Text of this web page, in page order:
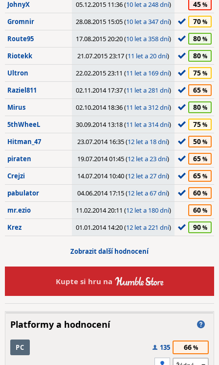
JohnyX 05.12.2015 11:36 (10 let a 248 dní) 45
Gromnir 28.08.2015 15:05 (10 let a 347 dní) 70
Route95 17.08.2015 20:20 (10 let a 358 dní) 80
Riotekk 21.07.2015 23:17 (11 let a 20 dní) 80
Ultron 22.02.2015 23:11 (11 let a 169 dní) 75
Raziel811 02.11.2014 17:37 (11 let a 281 dní) 65
Mirus 02.10.2014 18:36 (11 let a 312 dní) 80
5thWheeL 30.09.2014 13:18 (11 let a 314 dní) 75
Hitman_47 23.07.2014 16:35 (12 let a 18 dní) 50
piraten 19.07.2014 01:45 (12 let a 23 dní) 65
Crejzi 14.07.2014 10:40 (12 let a 27 dní) 65
pabulator 04.06.2014 17:15 (12 let a 67 dní) 60
mr.ezio 11.02.2014 20:11 (12 let a 180 dní) 60
Krez 01.01.2014 14:20 (12 let a 221 dní) 90
Zobrazit další hodnocení
Kupte si hru na
Platformy a hodnocení
PC 135 66